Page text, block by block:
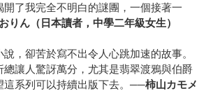
開了我完全不明白的謎團，一個接著一
りん（日本讀者，中學二年級女生）
，卻苦於寫不出令人心跳加速的故事。
讓人驚訝萬分，尤其是翡翠渡鴉與伯爵
這系列可以持續出版下去。──柿山カモメ